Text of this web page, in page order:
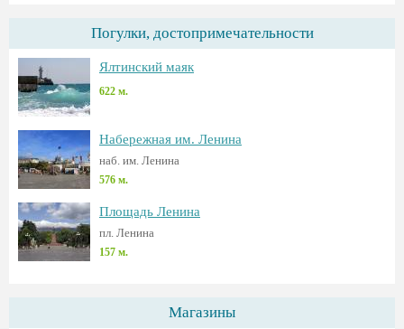
Погулки, достопримечательности
Ялтинский маяк
622 м.
Набережная им. Ленина
наб. им. Ленина
576 м.
Площадь Ленина
пл. Ленина
157 м.
Магазины